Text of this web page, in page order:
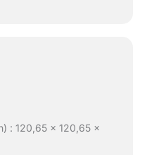
: 120,65 x 120,65 x